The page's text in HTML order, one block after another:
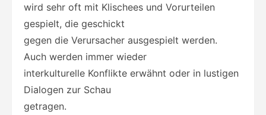
wird sehr oft mit Klischees und Vorurteilen
gespielt, die geschickt
gegen die Verursacher ausgespielt werden.
Auch werden immer wieder
interkulturelle Konflikte erwähnt oder in lustigen
Dialogen zur Schau
getragen.